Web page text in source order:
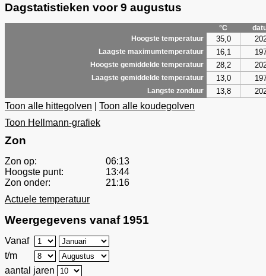
Dagstatistieken voor 9 augustus
°C
Hoogste temperatuur
35,0
Laagste maximumtemperatuur 16,1
Hoogste gemiddelde temperatuur 28,2
Laagste gemiddelde temperatuur 13,0
Langste zonduur 13,8
Toon alle hittegolven
Toon alle koudegolven
Toon Hellmann-grafiek
Zon
Zon op:
06:13
Hoogste punt:
13:44
Zon onder:
21:16
Actuele temperatuur
Weergegevens vanaf 1951
Vanaf
t/m
aantal jaren